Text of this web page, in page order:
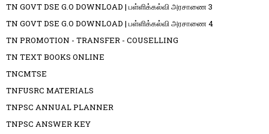
TN GOVT DSE G.O DOWNLOAD | பள்ளிக்கல்வி அரசாணை 3
TN GOVT DSE G.O DOWNLOAD | பள்ளிக்கல்வி அரசாணை 4
TN PROMOTION - TRANSFER - COUSELLING
TN TEXT BOOKS ONLINE
TNCMTSE
TNFUSRC MATERIALS
TNPSC ANNUAL PLANNER
TNPSC ANSWER KEY